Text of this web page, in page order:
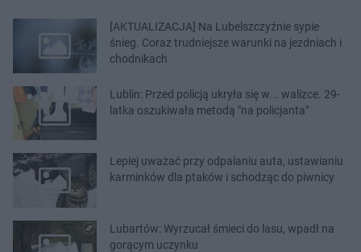
[AKTUALIZACJA] Na Lubelszczyźnie sypie
śnieg. Coraz trudniejsze warunki na jezdniach i
chodnikach
Lublin: Przed policją ukryła się w... walizce. 29-
latka oszukiwała metodą "na policjanta"
Lepiej uważać przy odpalaniu auta, ustawianiu
karminków dla ptaków i schodząc do piwnicy
Lubartów: Wyrzucał śmieci do lasu, wpadł na
gorącym uczynku